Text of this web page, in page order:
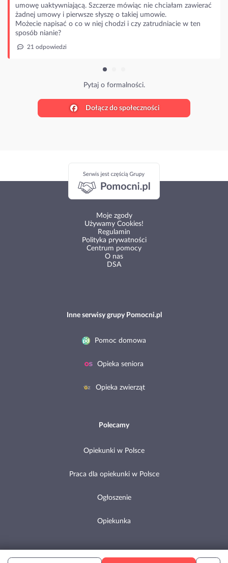
umowę uaktywniającą. Szczerze mówiąc nie chciałam zawierać
żadnej umowy i pierwsze słyszę o takiej umowie.
Możecie napisać o co w niej chodzi i czy zatrudniacie w ten
sposób nianie?
21 odpowiedzi
Pytaj o formalności.
Dołącz do społeczności
Moje zgody
Używamy Cookies!
Regulamin
Polityka prywatności
Centrum pomocy
O nas
DSA
Inne serwisy grupy Pomocni.pl
Pomoc domowa
Opieka seniora
Opieka zwierząt
Polecamy
Opiekunki w Polsce
Praca dla opiekunki w Polsce
Ogłoszenie
Opiekunka
Copyright © 2002-2026 Pomocni.pl